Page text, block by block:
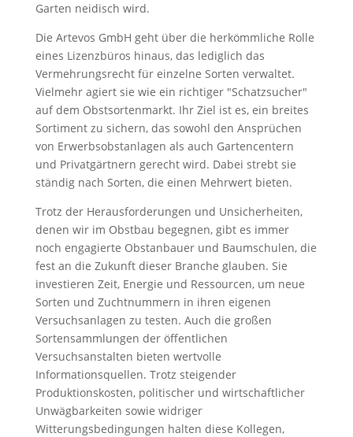
Garten neidisch wird.
Die Artevos GmbH geht über die herkömmliche Rolle
eines Lizenzbüros hinaus, das lediglich das
Vermehrungsrecht für einzelne Sorten verwaltet.
Vielmehr agiert sie wie ein richtiger "Schatzsucher"
auf dem Obstsortenmarkt. Ihr Ziel ist es, ein breites
Sortiment zu sichern, das sowohl den Ansprüchen
von Erwerbsobstanlagen als auch Gartencentern
und Privatgärtnern gerecht wird. Dabei strebt sie
ständig nach Sorten, die einen Mehrwert bieten.
Trotz der Herausforderungen und Unsicherheiten,
denen wir im Obstbau begegnen, gibt es immer
noch engagierte Obstanbauer und Baumschulen, die
fest an die Zukunft dieser Branche glauben. Sie
investieren Zeit, Energie und Ressourcen, um neue
Sorten und Zuchtnummern in ihren eigenen
Versuchsanlagen zu testen. Auch die großen
Sortensammlungen der öffentlichen
Versuchsanstalten bieten wertvolle
Informationsquellen. Trotz steigender
Produktionskosten, politischer und wirtschaftlicher
Unwägbarkeiten sowie widriger
Witterungsbedingungen halten diese Kollegen,